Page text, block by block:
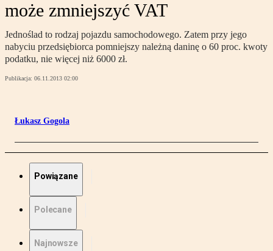
może zmniejszyć VAT
Jednoślad to rodzaj pojazdu samochodowego. Zatem przy jego
nabyciu przedsiębiorca pomniejszy należną daninę o 60 proc. kwoty
podatku, nie więcej niż 6000 zł.
Publikacja: 06.11.2013 02:00
Łukasz Gogola
Powiązane
Polecane
Najnowsze